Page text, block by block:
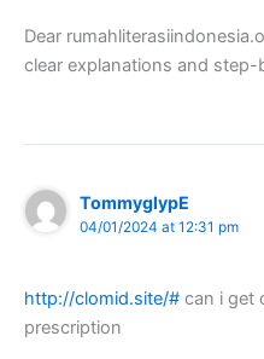
Dear
clear explanations and
TommyglypE
04/01/2024 at 12:31 pm
http://clomid.site/# can i get
prescription